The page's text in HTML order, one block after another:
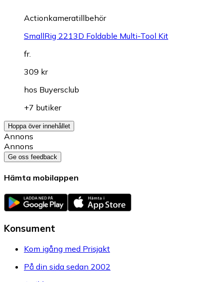
Actionkameratillbehör
SmallRig 2213D Foldable Multi-Tool Kit
fr.
309 kr
hos Buyersclub
+7 butiker
Hoppa över innehållet
Annons
Annons
Ge oss feedback
Hämta mobilappen
Konsument
Kom igång med Prisjakt
På din sida sedan 2002